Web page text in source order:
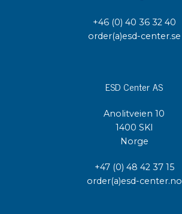
+46 (0) 40 36 32 40
order(a)esd-center.se
ESD Center AS
Anolitveien 10
1400 SKI
Norge
+47 (0) 48 42 37 15
order(a)esd-center.no